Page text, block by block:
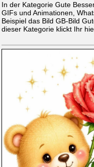
In der Kategorie Gute
GIFs und Animationen,
Beispiel das Bild GB-Bild
dieser Kategorie klickt Ihr